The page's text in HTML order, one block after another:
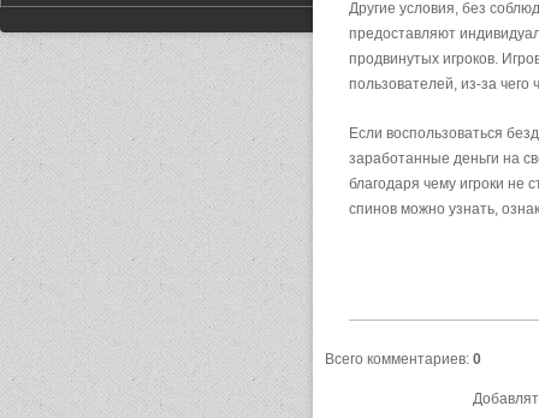
Другие условия, без
предоставляют
продвинутых игроков.
пользователей, из-за
Если воспользоваться
заработанные деньги на
благодаря чему игроки не
спинов можно узнать,
Всего комментариев: 0